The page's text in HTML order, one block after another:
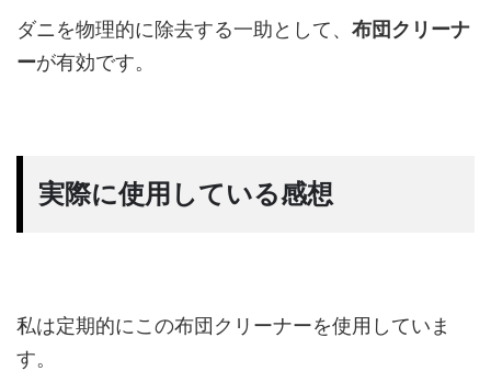
ダニを物理的に除去する一助として、 布団クリーナ
ーが有効です。
実際に使用している感想
私は定期的にこの布団クリーナーを使用していま
す。